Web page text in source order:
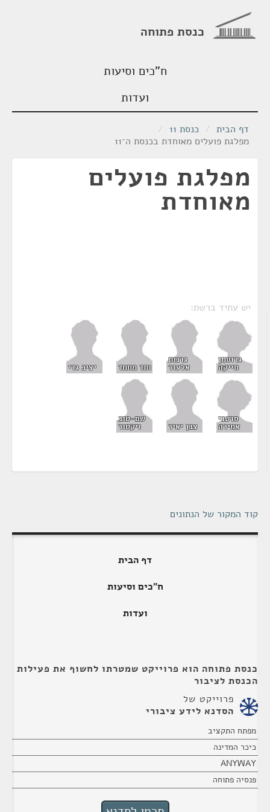
כנסת פתוחה
ח"כים וסיעות
ועדות
דף הבית / כנסת 11
/
מפלגת פועלים מאוחדת בכנסת ה־11
מפלגת פועלים
מאוחדת
יש עתיד ברשת:
גרוסמן
חייקה
גרנות
אלעזר ותד מחמד יציב גדי
סרטני
אמירה צבן יאיר
שם-טוב
ויקטור
קוד המקור של הנתונים
דף הבית
ח"כים וסיעות
ועדות
כנסת פתוחה הוא פרוייקט שמטרתו לחשוף את פעילות
הכנסת לציבור
פרוייקט של
הסדנא לידע ציבורי
מפתח התקציב
כיכר המדינה
ANYWAY
פנסיה פתוחה